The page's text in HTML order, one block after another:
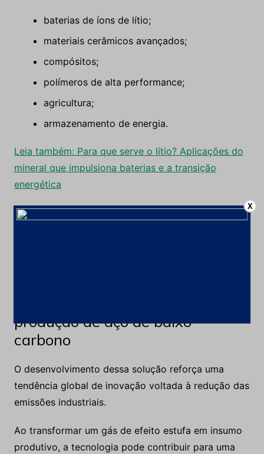
baterias de íons de lítio;
materiais cerâmicos avançados;
compósitos;
polímeros de alta performance;
agricultura;
armazenamento de energia.
Leia também: Para que serve o lítio? Aplicações do
mineral que impulsiona baterias e a transição
energética
A estratégia faz parte do compromisso da
produção de aço de baixo
carbono
O desenvolvimento dessa solução reforça uma
tendência global de inovação voltada à redução das
emissões industriais.
Ao transformar um gás de efeito estufa em insumo
produtivo, a tecnologia pode contribuir para uma
X